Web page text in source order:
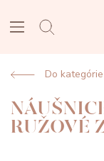
Do
RUŽOVÉ